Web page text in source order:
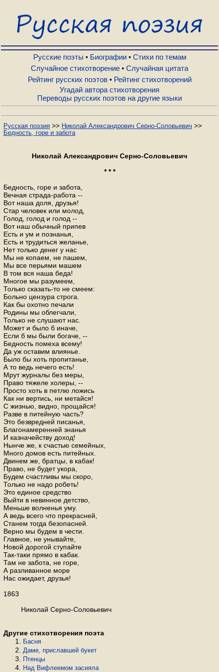
Русские поэты
Биографии
Стихи по темам
Случайное стихотворение
Рейтинг русских поэтов
Рейтинг стихотворений
Русские поэты • Биографии• Стихи по темам
Случайное стихотворение • Случайная цитата
Рейтинг русских поэтов• Рейтинг стихотворений
Угадай автора стихотворения
Переводы русских поэтов на другие языки
Русская поэзия >> Николай Александрович Серно-Соловьевич >>
Бедность, горе и забота
Николай Александрович Серно-Соловьевич
* * *
Бедность, горе и забота,
Вечная страда-работа --
Вот наша доля, друзья!
Стар человек или молод,
Голод, голод и голод --
Вот наш обычный припев
Есть и ум и познанья,
Есть и трудиться желанье,
Нет только денег у нас
Мы не копаем, не пашем,
Мы все перьями машем
В том вся наша беда!
Многое мы разумеем,
Только сказать-то не смеем:
Больно цензура строга.
Как бы охотно печали
Родины мы облегчали,
Только не слушают нас.
Может и было б иначе,
Если б мы были богаче, --
Бедность помеха всему!
Да уж оставим влиянье.
Было бы хоть пропитанье,
А то ведь нечего есть!
Мрут журналы без меры,
Право тяжеле холеры, --
Просто хоть в петлю ложись
Как ни вертись, ни метайся!
С жизнью, видно, прощайся!
Разве в питейную часть?
Это безвредней писанья,
Благонамеренней знанья
И казначейству доход!
Нынче же, к счастью семейных,
Много домов есть питейных.
Двинем же, братцы, в кабак!
Право, не будет укора,
Будем счастливы мы скоро,
Только не надо робеть!
Это единое средство
Выйти в невинное детство,
Меньше волненья уму.
А ведь всего что прекрасней,
Станем тогда безопасней.
Верно мы будем в чести.
Главное, не унывайте,
Новой дорогой ступайте
Так-таки прямо в кабак.
Там не забота, не горе,
А разливанное море
Нас ожидает, друзья!
1863
Николай Серно-Соловьевич
Другие стихотворения поэта
Басня
Даме, приславшей букет
Птенцы
Над Вифлеемом засияла